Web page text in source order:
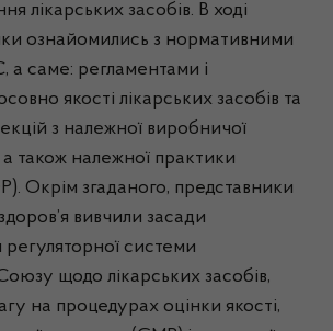
лікарських засобів. В ході
ознайомились з нормативними
саме: регламентами і
якості лікарських засобів та
з належної виробничої
також належної практики
Окрім згаданого, представники
вивчили засади
системи
щодо лікарських засобів,
на процедурах оцінки якості,